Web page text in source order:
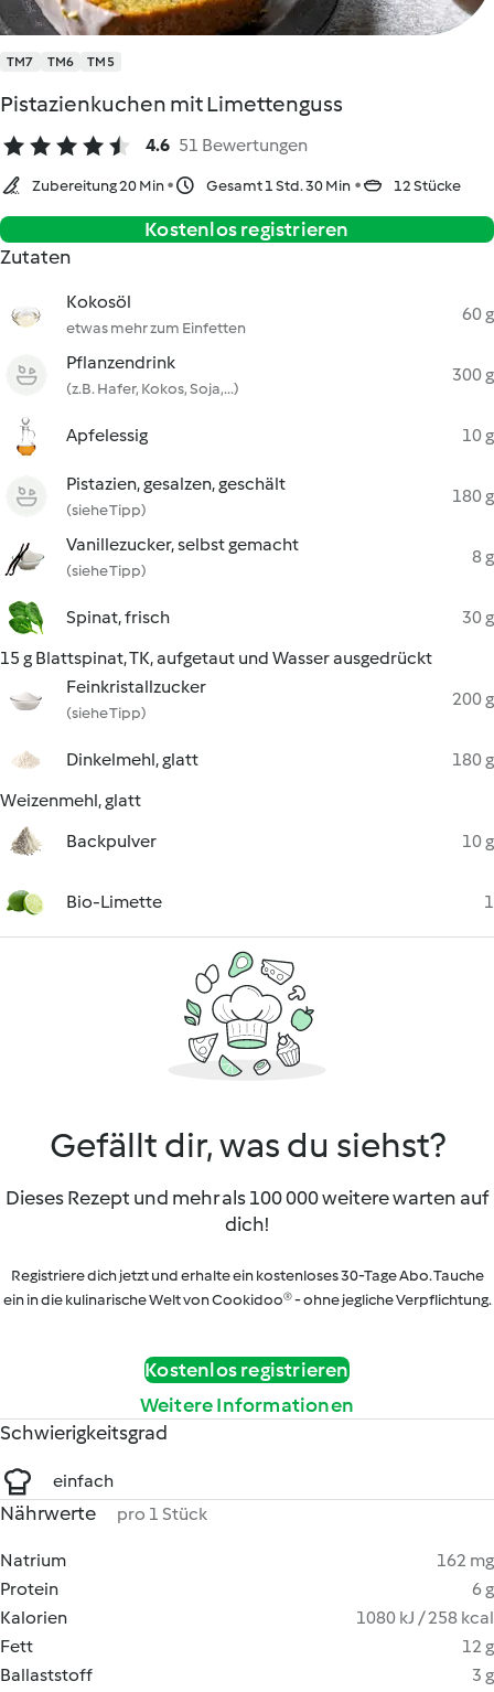
TM7 TM6 TM5
Pistazienkuchen mit Limettenguss
4.6 51 Bewertungen
Zubereitung 20 Min Gesamt 1 Std. 30 Min 12 Stücke
Kostenlos registrieren
Zutaten
Kokosöl
etwas mehr zum Einfetten
60 g
Pflanzendrink
(z.B. Hafer, Kokos, Soja,...)
300 g
Apfelessig 10 g
Pistazien, gesalzen, geschält
(siehe Tipp)
180 g
Vanillezucker, selbst gemacht
(siehe Tipp)
8 g
Spinat, frisch
30 g
15 g Blattspinat, TK, aufgetaut und Wasser ausgedrückt
Feinkristallzucker
(siehe Tipp)
200 g
Dinkelmehl, glatt
180 g
Weizenmehl, glatt
Backpulver
10 g
Bio-Limette 1
Gefällt dir, was du siehst?
Dieses Rezept und mehr als 100 000 weitere warten auf
dich!
Registriere dich jetzt und erhalte ein kostenloses 30-Tage Abo. Tauche
ein in die kulinarische Welt von Cookidoo® - ohne jegliche Verpflichtung.
Kostenlos registrieren
Weitere Informationen
Schwierigkeitsgrad
einfach
Nährwerte pro 1 Stück
Natrium
162 mg
Protein
6 g
Kalorien
1080 kJ / 258 kcal
Fett
12 g
Ballaststoff
3 g